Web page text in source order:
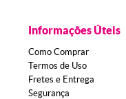
Informações Úteis
Como Comprar
Termos de Uso
Fretes e Entrega
Segurança